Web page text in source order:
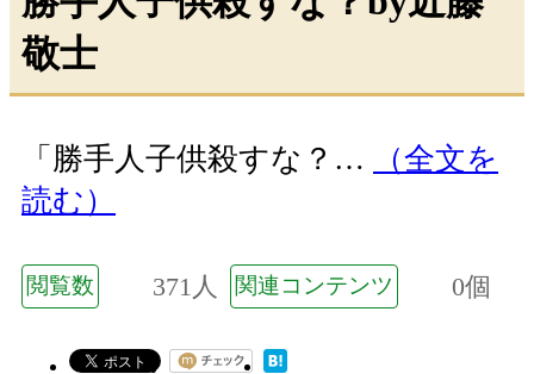
敬士
「勝手人子供殺すな？…
（全文を
読む）
閲覧数 371人 関連コンテンツ 0個